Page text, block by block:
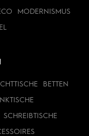
MODERNISMUS
BETTEN
SCHREIBTISCHE